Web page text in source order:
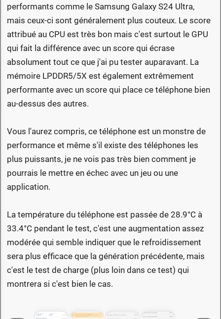
performants comme le Samsung Galaxy S24 Ultra,
mais ceux-ci sont généralement plus couteux. Le score
attribué au CPU est très bon mais c'est surtout le GPU
qui fait la différence avec un score qui écrase
absolument tout ce que j'ai pu tester auparavant. La
mémoire LPDDR5/5X est également extrêmement
performante avec un score qui place ce téléphone bien
au-dessus des autres.
Vous l'aurez compris, ce téléphone est un monstre de
performance et même s'il existe des téléphones les
plus puissants, je ne vois pas très bien comment je
pourrais le mettre en échec avec un jeu ou une
application.
La température du téléphone est passée de 28.9°C à
33.4°C pendant le test, c'est une augmentation assez
modérée qui semble indiquer que le refroidissement
sera plus efficace que la génération précédente, mais
c'est le test de charge (plus loin dans ce test) qui
montrera si c'est bien le cas.